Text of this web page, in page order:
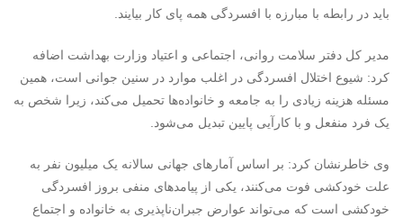
باید در رابطه با مبارزه با افسردگی همه پای کار بیایند.
مدیر کل دفتر سلامت روانی، اجتماعی و اعتیاد وزارت بهداشت اضافه
کرد: شیوع اختلال افسردگی در اغلب موارد در سنین جوانی است، همین
مسئله هزینه زیادی را به جامعه و خانواده‌ها تحمیل می‌کند، زیرا شخص به
یک فرد منفعل و با کارآیی پایین تبدیل می‌شود.
وی خاطرنشان کرد: بر اساس آمارهای جهانی سالانه یک میلیون نفر به
علت خودکشی فوت می‌کنند، یکی از پیامدهای منفی بروز افسردگی
خودکشی است که می‌تواند عوارض جبران‌ناپذیری به خانواده و اجتماع